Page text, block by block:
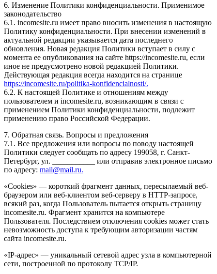
6. Изменение Политики конфиденциальности. Применимое
законодательство
6.1. incomesite.ru имеет право вносить изменения в настоящую
Политику конфиденциальности. При внесении изменений в
актуальной редакции указывается дата последнего
обновления. Новая редакция Политики вступает в силу с
момента ее опубликования на сайте https://incomesite.ru, если
иное не предусмотрено новой редакцией Политики.
Действующая редакция всегда находится на странице
https://incomesite.ru/politika-konfidencialnosti/.
6.2. К настоящей Политике и отношениям между
пользователем и incomesite.ru, возникающим в связи с
применением Политики конфиденциальности, подлежит
применению право Российской Федерации.
7. Обратная связь. Вопросы и предложения
7.1. Все предложения или вопросы по поводу настоящей
Политики следует сообщать по адресу 199058, г. Санкт-
Петербург, ул. ___________ или отправив электронное письмо
по адресу: mail@mail.ru.
«Cookies» — короткий фрагмент данных, пересылаемый веб-
браузером или веб-клиентом веб-серверу в HTTP-запросе,
всякий раз, когда Пользователь пытается открыть страницу
incomesite.ru. Фрагмент хранится на компьютере
Пользователя. Последствием отключения cookies может стать
невозможность доступа к требующим авторизации частям
сайта incomesite.ru.
«IP-адрес» — уникальный сетевой адрес узла в компьютерной
сети, построенной по протоколу TCP/IP.